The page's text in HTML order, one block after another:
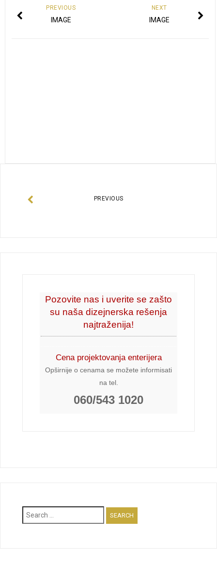
NEXT
IMAGE
PREVIOUS
IMAGE
PREVIOUS
Pozovite nas i uverite se zašto
su naša dizejnerska rešenja
najtraženija!
Cena projektovanja enterijera
Opširnije o cenama se možete informisati
na tel.
060/543 1020
Search
for: